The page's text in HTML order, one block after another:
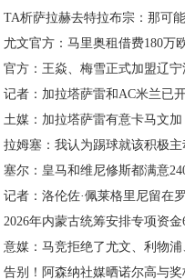
TA析萨拉赫去特拉布宗：那可能是欧
尤文官方：马里奥租借费180万欧，
官方：王焱、梅雪正式加盟辽
记者：加拉塔萨雷和AC米兰已
土媒：加拉塔萨雷有意卡马文
拉姆塞：我认为踢球就该积极主动，摆
塞尔：皇马和维尼修斯都满意2400万
记者：洛伦佐·佩莱格里尼留在
2026年内蒙古统筹安排专项资金6545
意媒：马竞拒绝了尤文、利物浦、热
告别！阿森纳社媒晒诺尔高与奖杯合